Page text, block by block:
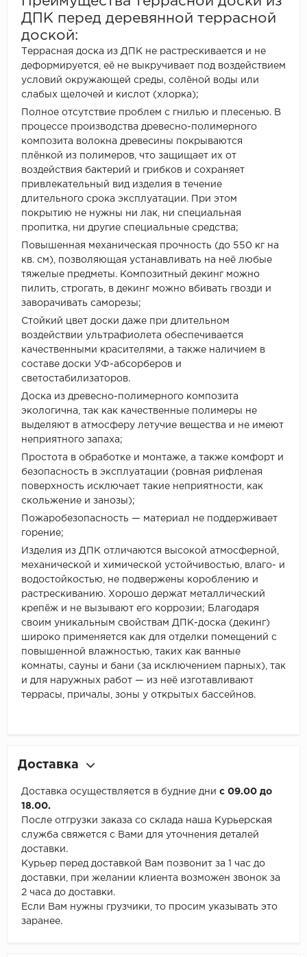
ДПК перед деревянной террасной
доской:
Террасная доска из ДПК не растрескивается и не
деформируется, её не выкручивает под воздействием
условий окружающей среды, солёной воды или
слабых щелочей и кислот (хлорка);
Полное отсутствие проблем с гнилью и плесенью. В
процессе производства древесно-полимерного
композита волокна древесины покрываются
плёнкой из полимеров, что защищает их от
воздействия бактерий и грибков и сохраняет
привлекательный вид изделия в течение
длительного срока эксплуатации. При этом
покрытию не нужны ни лак, ни специальная
пропитка, ни другие специальные средства;
Повышенная механическая прочность (до 550 кг на
кв. см), позволяющая устанавливать на неё любые
тяжелые предметы. Композитный декинг можно
пилить, строгать, в декинг можно вбивать гвозди и
заворачивать саморезы;
Стойкий цвет доски даже при длительном
воздействии ультрафиолета обеспечивается
качественными красителями, а также наличием в
составе доски УФ-абсорберов и
светостабилизаторов.
Доска из древесно-полимерного композита
экологична, так как качественные полимеры не
выделяют в атмосферу летучие вещества и не имеют
неприятного запаха;
Простота в обработке и монтаже, а также комфорт и
безопасность в эксплуатации (ровная рифленая
поверхность исключает такие неприятности, как
скольжение и занозы);
Пожаробезопасность — материал не поддерживает
горение;
Изделия из ДПК отличаются высокой атмосферной,
механической и химической устойчивостью, влаго- и
водостойкостью, не подвержены короблению и
растрескиванию. Хорошо держат металлический
крепёж и не вызывают его коррозии; Благодаря
своим уникальным свойствам ДПК-доска (декинг)
широко применяется как для отделки помещений с
повышенной влажностью, таких как ванные
комнаты, сауны и бани (за исключением парных), так
и для наружных работ — из неё изготавливают
террасы, причалы, зоны у открытых бассейнов.
Доставка
Доставка осуществляется в будние дни с 09.00 до
18.00.
После отгрузки заказа со склада наша Курьерская
служба свяжется с Вами для уточнения деталей
доставки.
Курьер перед доставкой Вам позвонит за 1 час до
доставки, при желании клиента возможен звонок за
2 часа до доставки.
Если Вам нужны грузчики, то просим указывать это
заранее.